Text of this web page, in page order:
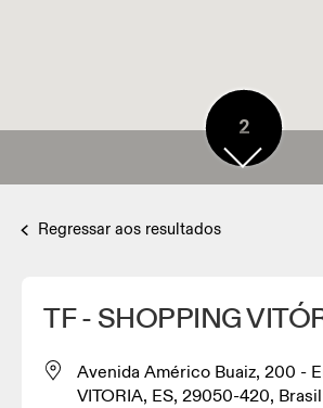
2
Regressar aos resultados
TF - SHOPPING
Avenida Américo Buaiz, 200 -
VITORIA, ES, 29050-420, Brasil